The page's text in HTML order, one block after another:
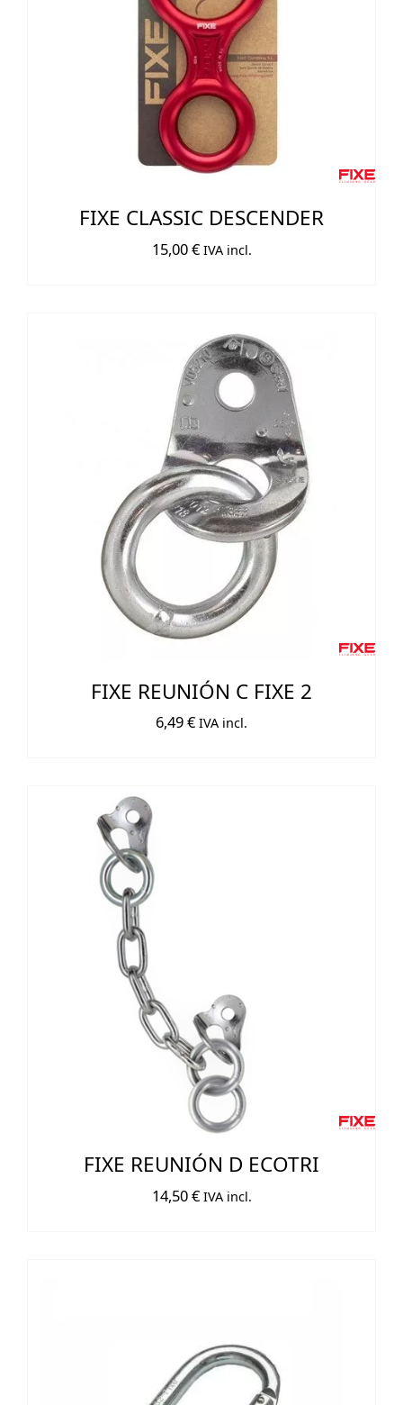
FIXE CLASSIC DESCENDER
15,00€ IVA incl.
FIXE REUNIÓN C FIXE 2
6,49€ IVA incl.
FIXE REUNIÓN D ECOTRI
14,50€ IVA incl.